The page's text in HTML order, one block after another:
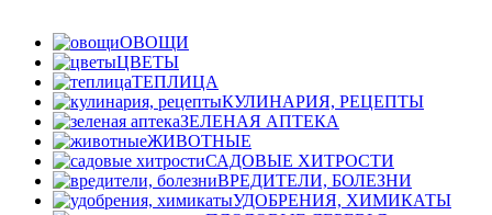
ОВОЩИ
ЦВЕТЫ
ТЕПЛИЦА
КУЛИНАРИЯ, РЕЦЕПТЫ
ЗЕЛЕНАЯ АПТЕКА
ЖИВОТНЫЕ
САДОВЫЕ ХИТРОСТИ
ВРЕДИТЕЛИ, БОЛЕЗНИ
УДОБРЕНИЯ, ХИМИКАТЫ